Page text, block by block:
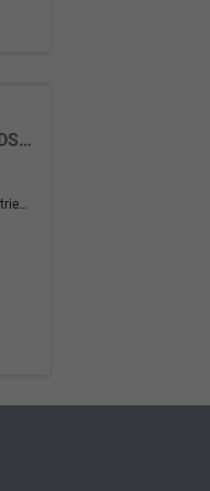
Monte Carlo 1.5 TSI ACT 150PS/110kW DSG7 2027 *PANO+Matrix+Sportsitze*
Doppelkupplungsgetriebe (DSG)